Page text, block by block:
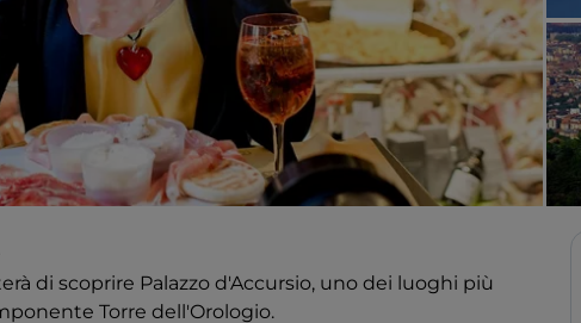
di scoprire Palazzo d'Accursio, uno dei luoghi più
Torre dell'Orologio.